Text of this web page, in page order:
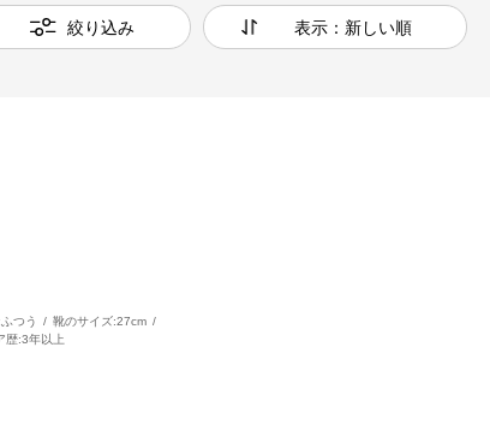
絞り込み 表示：新しい順
ふつう 靴のサイズ:27cm
歴:3年以上